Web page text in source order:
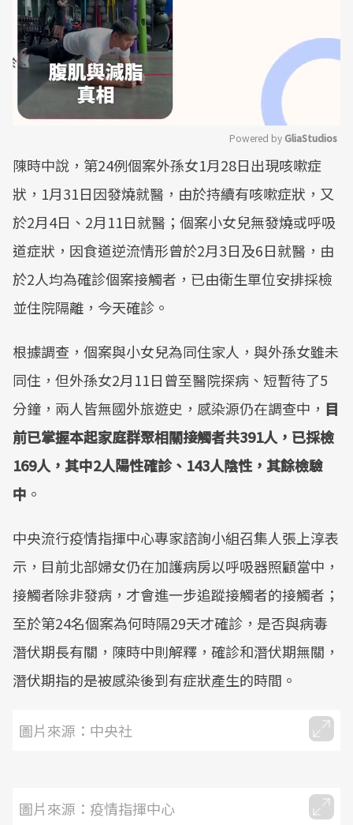
Mute
Powered by GliaStudios
陳時中說，第24例個案外孫女1月28日出現咳嗽症
狀，1月31日因發燒就醫，由於持續有咳嗽症狀，又
於2月4日、2月11日就醫；個案小女兒無發燒或呼吸
道症狀，因食道逆流情形曾於2月3日及6日就醫，由
於2人均為確診個案接觸者，已由衛生單位安排採檢
並住院隔離，今天確診。
根據調查，個案與小女兒為同住家人，與外孫女雖未
同住，但外孫女2月11日曾至醫院探病、短暫待了5
分鐘，兩人皆無國外旅遊史，感染源仍在調查中， 目
前已掌握本起家庭群聚相關接觸者共391人，已採檢
169人，其中2人陽性確診、143人陰性，其餘檢驗
中 。
中央流行疫情指揮中心專家諮詢小組召集人張上淳表
示，目前北部婦女仍在加護病房以呼吸器照顧當中，
接觸者除非發病，才會進一步追蹤接觸者的接觸者；
至於第24名個案為何時隔29天才確診，是否與病毒
潛伏期長有關，陳時中則解釋，確診和潛伏期無關，
潛伏期指的是被感染後到有症狀產生的時間。
圖片來源：中央社
圖片來源：疫情指揮中心